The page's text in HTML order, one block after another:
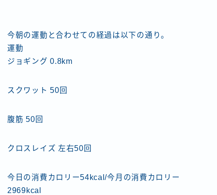
今朝の運動と合わせての経過は以下の通り。
運動
ジョギング 0.8km
スクワット 50回
腹筋 50回
クロスレイズ 左右50回
今日の消費カロリー54kcal/今月の消費カロリー
2969kcal